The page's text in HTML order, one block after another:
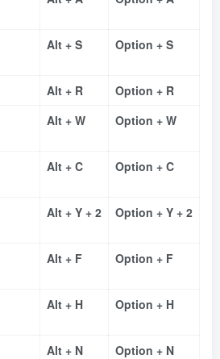
Alt + S Option + S
Alt + R
Option + R
Alt + W Option + W
Alt + C Option + C
Alt + Y + 2 Option + Y + 2
Alt + F Option + F
Alt + H Option + H
Alt + N
Option + N